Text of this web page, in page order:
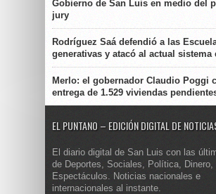
Gobierno de San Luis en medio del
jury
Rodríguez Saá defendió a las
generativas y atacó al actual sistema
Merlo: el gobernador Claudio Poggi
entrega de 1.529 viviendas
EL PUNTANO – EDICIÓN DIGITAL DE
El diario digital de San Luis con las
de Deportes, Sociales, Política, Dinero,
Espectáculos. Noticias nacionales e
internacionales al instante.